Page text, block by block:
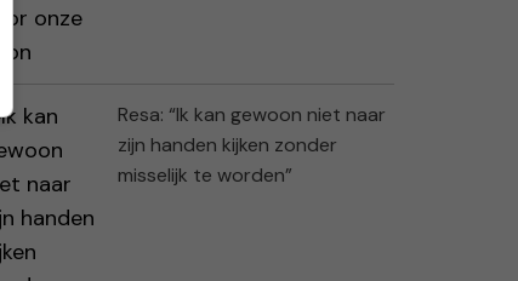
Resa: “Ik kan gewoon niet naar
zijn handen kijken zonder
misselijk te worden”